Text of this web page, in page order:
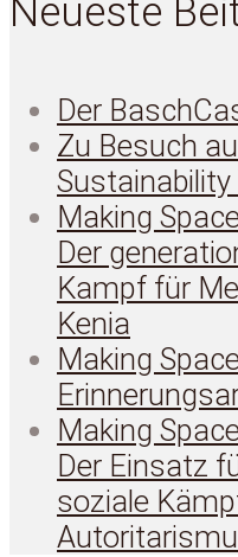
Neueste
Der
Zu Besuch
Making
Der
Kampf für
Kenia
Making
Making
Der Einsatz
soziale